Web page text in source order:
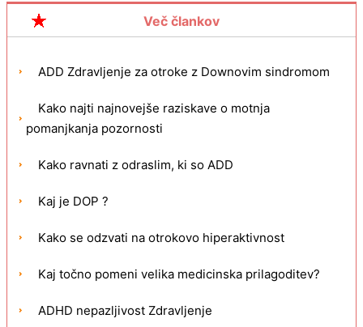
Več člankov
ADD Zdravljenje za otroke z Downovim sindromom
Kako najti najnovejše raziskave o motnja
pomanjkanja pozornosti
Kako ravnati z odraslim, ki so ADD
Kaj je DOP ?
Kako se odzvati na otrokovo hiperaktivnost
Kaj točno pomeni velika medicinska prilagoditev?
ADHD nepazljivost Zdravljenje